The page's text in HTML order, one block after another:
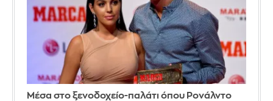
Μέσα στο ξενοδοχείο-παλάτι όπου Ρονάλντο